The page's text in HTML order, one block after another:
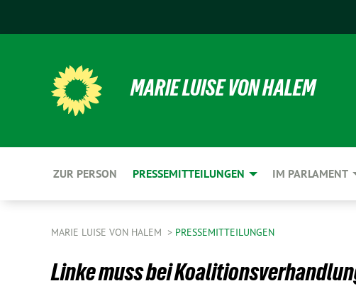
MARIE LUISE VON HALEM
ZUR PERSON PRESSEMITTEILUNGEN IM PARLAMENT
MARIE LUISE VON HALEM PRESSEMITTEILUNGEN
Linke muss bei